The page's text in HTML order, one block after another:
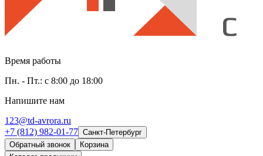
Время работы
Пн. - Пт.: с 8:00 до 18:00
Напишите нам
123@td-avrora.ru
+7 (812) 982-01-77 Санкт-Петербург
Обратный звонок
Корзина